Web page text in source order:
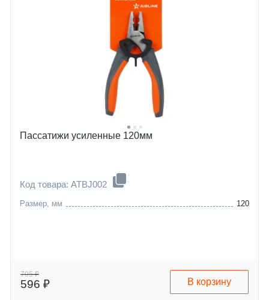
Пассатижи усиленные 120мм
Код товара: ATBJ002
Размер, мм 120
705 ₽
596 ₽ В корзину